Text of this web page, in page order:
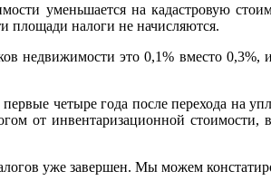
уменьшается на кадастровую
площади налоги не начисляются.
недвижимости это 0,1% вместо
четыре года после перехода на
от инвентаризационной
уже завершен. Мы можем